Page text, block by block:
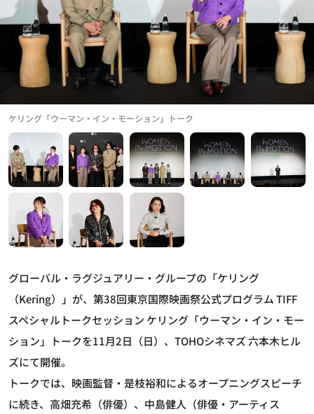
ケリング「ウーマン・イン・モーション」トーク
グローバル・ラグジュアリー・グループの「ケリング
（Kering）」が、第38回東京国際映画祭公式プログラム TIFF
スペシャルトークセッション ケリング「ウーマン・イン・モー
ション」トークを11月2日（日）、TOHOシネマズ 六本木ヒル
ズにて開催。
トークでは、映画監督・是枝裕和によるオープニングスピーチ
に続き、高畑充希（俳優）、中島健人（俳優・アーティス